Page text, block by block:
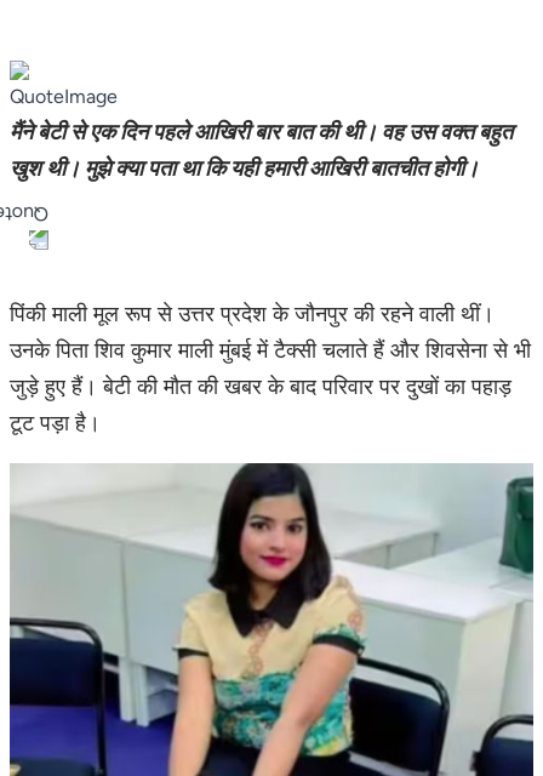
मैंने बेटी से एक दिन पहले आखिरी बार बात की थी। वह उस वक्त बहुत
खुश थी। मुझे क्या पता था कि यही हमारी आखिरी बातचीत होगी।
पिंकी माली मूल रूप से उत्तर प्रदेश के जौनपुर की रहने वाली थीं।
उनके पिता शिव कुमार माली मुंबई में टैक्सी चलाते हैं और शिवसेना से भी
जुड़े हुए हैं। बेटी की मौत की खबर के बाद परिवार पर दुखों का पहाड़
टूट पड़ा है।